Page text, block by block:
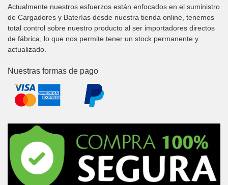
Actualmente nuestros esfuerzos están enfocados en el suministro
de Cargadores y Baterías desde nuestra tienda online, tenemos
total control sobre nuestro producto al ser importadores directos
de fábrica, lo que nos permite tener un stock permanente y
actualizado.
Nuestras formas de pago